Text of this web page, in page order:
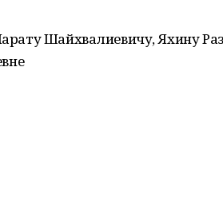
Шайхвалиевичу, Яхину